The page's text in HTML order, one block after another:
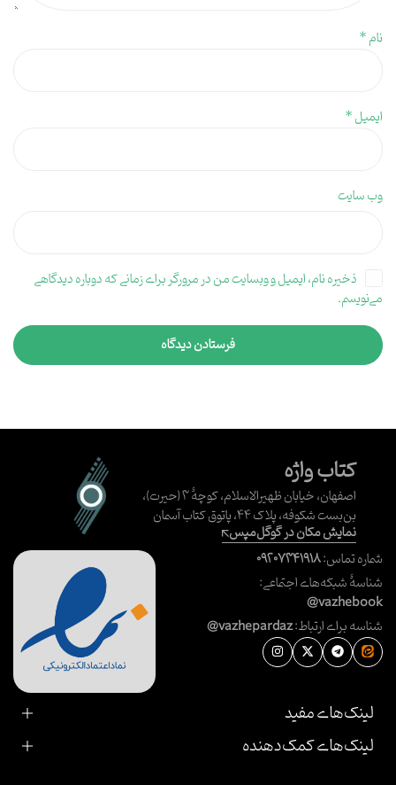
نام*
ایمیل*
وب‌ سایت
ذخیره نام، ایمیل و وبسایت من در مرورگر برای زمانی که دوباره دیدگاهی
می‌نویسم.
فرستادن دیدگاه
کتاب واژه
اصفهان، خیابان ظهیرالاسلام، کوچهٔ ۳ (حیرت)،
بن‌بست شکوفه، پلاک ۴۴، پاتوق کتاب آسمان
نمایش مکان در گوگل‌مپس
شماره تماس:۰۹۲۰۷۳۴۱۹۱۸
شناسهٔ شبکه‌های اجتماعی:
@vazhebook
شناسه برای ارتباط:@vazhepardaz
لینک‌های مفید
لینک‌های کمک‌دهنده